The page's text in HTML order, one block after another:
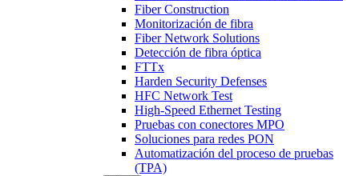
Fiber Construction
Monitorización de fibra
Fiber Network Solutions
Detección de fibra óptica
FTTx
Harden Security Defenses
HFC Network Test
High-Speed Ethernet Testing
Pruebas con conectores MPO
Soluciones para redes PON
Automatización del proceso de pruebas
(TPA)